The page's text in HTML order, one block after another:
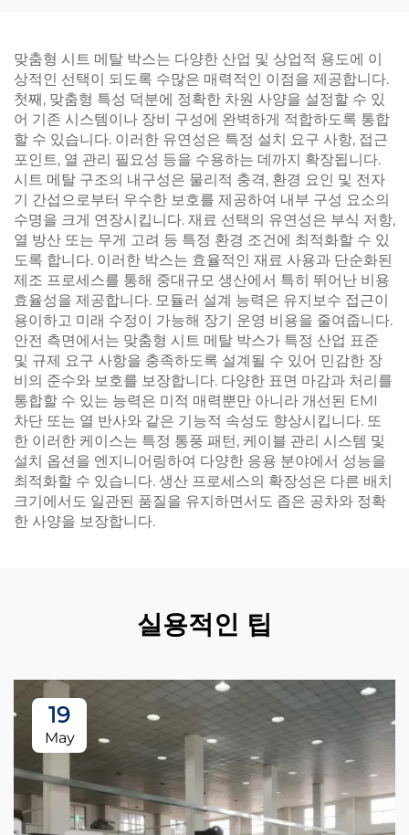
맞춤형 시트 메탈 박스는 다양한 산업 및 상업적 용도에 이
상적인 선택이 되도록 수많은 매력적인 이점을 제공합니다.
첫째, 맞춤형 특성 덕분에 정확한 차원 사양을 설정할 수 있
어 기존 시스템이나 장비 구성에 완벽하게 적합하도록 통합
할 수 있습니다. 이러한 유연성은 특정 설치 요구 사항, 접근
포인트, 열 관리 필요성 등을 수용하는 데까지 확장됩니다.
시트 메탈 구조의 내구성은 물리적 충격, 환경 요인 및 전자
기 간섭으로부터 우수한 보호를 제공하여 내부 구성 요소의
수명을 크게 연장시킵니다. 재료 선택의 유연성은 부식 저항,
열 방산 또는 무게 고려 등 특정 환경 조건에 최적화할 수 있
도록 합니다. 이러한 박스는 효율적인 재료 사용과 단순화된
제조 프로세스를 통해 중대규모 생산에서 특히 뛰어난 비용
효율성을 제공합니다. 모듈러 설계 능력은 유지보수 접근이
용이하고 미래 수정이 가능해 장기 운영 비용을 줄여줍니다.
안전 측면에서는 맞춤형 시트 메탈 박스가 특정 산업 표준
및 규제 요구 사항을 충족하도록 설계될 수 있어 민감한 장
비의 준수와 보호를 보장합니다. 다양한 표면 마감과 처리를
통합할 수 있는 능력은 미적 매력뿐만 아니라 개선된 EMI
차단 또는 열 반사와 같은 기능적 속성도 향상시킵니다. 또
한 이러한 케이스는 특정 통풍 패턴, 케이블 관리 시스템 및
설치 옵션을 엔지니어링하여 다양한 응용 분야에서 성능을
최적화할 수 있습니다. 생산 프로세스의 확장성은 다른 배치
크기에서도 일관된 품질을 유지하면서도 좁은 공차와 정확
한 사양을 보장합니다.
실용적인 팁
19
May